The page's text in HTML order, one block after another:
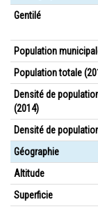
Gentilé
Population
Population totale
Densité de
(2014)
Densité de
Géographie
Altitude
Superficie